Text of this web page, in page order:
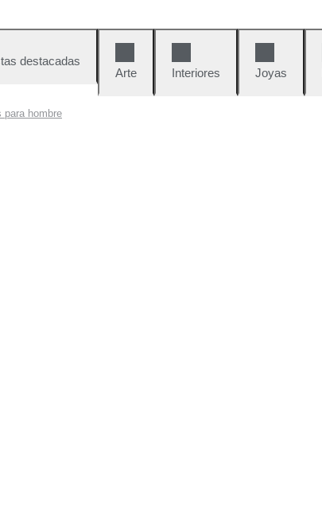
destacadas
Arte
Interiores Joyas
para hombre